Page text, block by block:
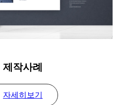
신뢰도를 제시하는
안애드테크
제작사례
자세히보기